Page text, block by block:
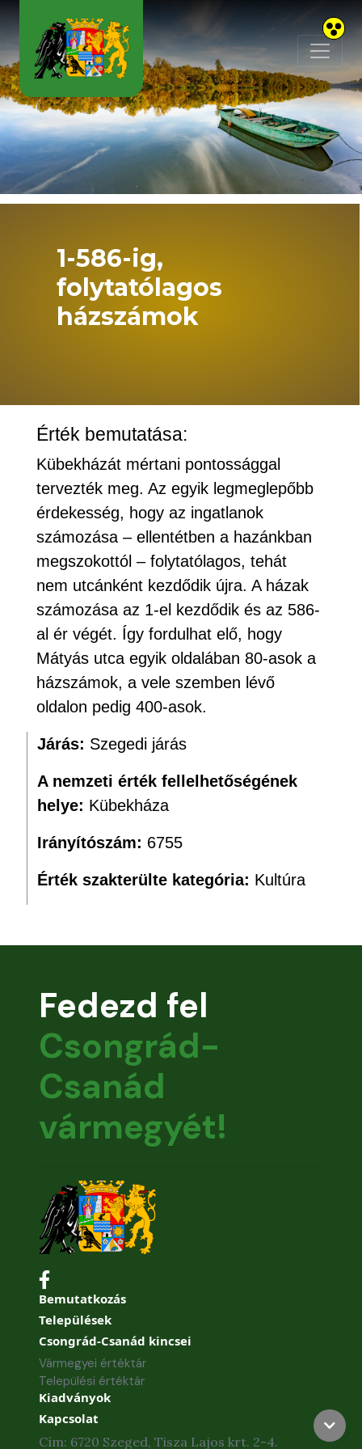
1-586-ig,
folytatólagos
házszámok
Érték bemutatása:
Kübekházát mértani pontossággal
tervezték meg. Az egyik legmeglepőbb
érdekesség, hogy az ingatlanok
számozása – ellentétben a hazánkban
megszokottól – folytatólagos, tehát
nem utcánként kezdődik újra. A házak
számozása az 1-el kezdődik és az 586-
al ér végét. Így fordulhat elő, hogy
Mátyás utca egyik oldalában 80-asok a
házszámok, a vele szemben lévő
oldalon pedig 400-asok.
Járás: Szegedi járás
A nemzeti érték fellelhetőségének
helye: Kübekháza
Irányítószám: 6755
Érték szakterülte kategória: Kultúra
Fedezd fel
Csongrád-
Csanád
vármegyét!
Bemutatkozás
Települések
Csongrád-Csanád kincsei
Vármegyei értéktár
Települési értéktár
Kiadványok
Kapcsolat
Cím: 6720 Szeged, Tisza Lajos krt. 2-4.